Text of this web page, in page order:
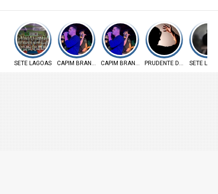
SETE LAGOAS CAPIM BRANCO CAPIM BRANCO PRUDENTE DE MORAIS
SETE